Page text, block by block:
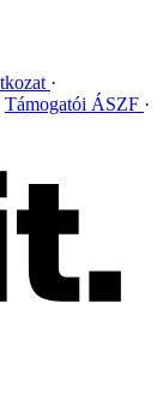
Támogatói ÁSZF